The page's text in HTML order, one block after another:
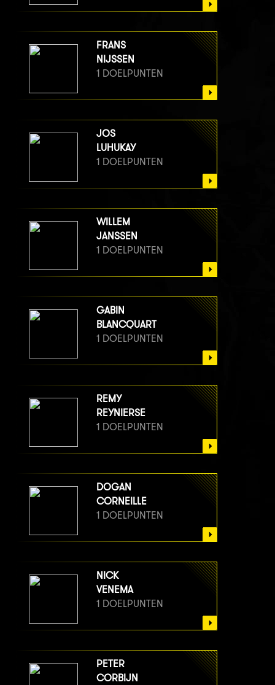
FRANS
NIJSSEN
1 DOELPUNTEN
JOS
LUHUKAY
1 DOELPUNTEN
WILLEM
JANSSEN
1 DOELPUNTEN
GABIN
BLANCQUART
1 DOELPUNTEN
REMY
REYNIERSE
1 DOELPUNTEN
DOGAN
CORNEILLE
1 DOELPUNTEN
NICK
VENEMA
1 DOELPUNTEN
PETER
CORBIJN